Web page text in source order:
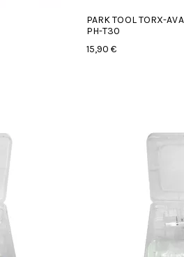
PARK TOOL TORX-
PH-T30
15,90 €